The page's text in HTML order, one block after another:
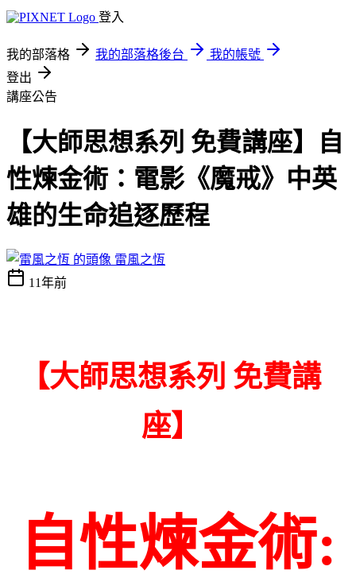
登入
我的部落格 我的部落格後台
我的帳號
登出
講座公告
【大師思想系列 免費講座】自
性煉金術：電影《魔戒》中英
雄的生命追逐歷程
雷風之恆
11年前
【大師思想系列 免費講
座】
自性煉金術: